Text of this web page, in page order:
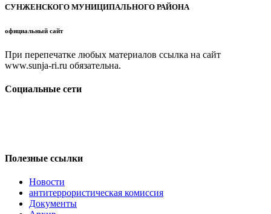
СУНЖЕНСКОГО МУНИЦИПАЛЬНОГО РАЙОНА
официальный сайт
При перепечатке любых материалов ссылка на сайт
www.sunja-ri.ru обязательна.
Социальные сети
Полезные ссылки
Новости
антитеррористическая комиссия
Документы